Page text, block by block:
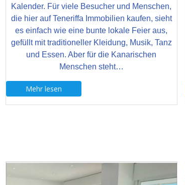
Kalender. Für viele Besucher und Menschen,
die hier auf Teneriffa Immobilien kaufen, sieht
es einfach wie eine bunte lokale Feier aus,
gefüllt mit traditioneller Kleidung, Musik, Tanz
und Essen. Aber für die Kanarischen
Menschen steht…
Mehr lesen